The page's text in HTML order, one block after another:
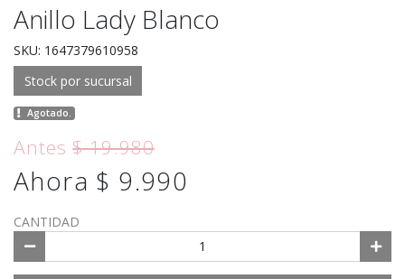
Anillo Lady Blanco
SKU: 1647379610958
Stock por sucursal
Agotado.
Antes$ 19.980
Ahora $ 9.990
CANTIDAD